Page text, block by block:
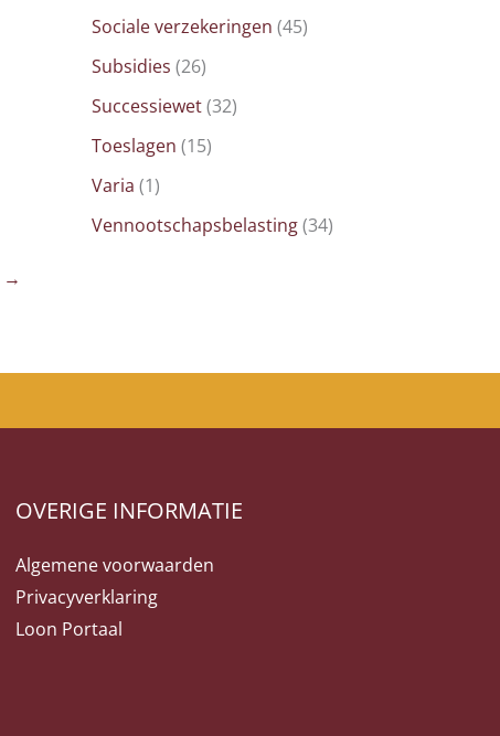
→
Sociale verzekeringen (45)
Subsidies (26)
Successiewet(32)
Toeslagen (15)
Varia (1)
Vennootschapsbelasting(34)
OVERIGE INFORMATIE
Algemene voorwaarden
Privacyverklaring
Loon Portaal